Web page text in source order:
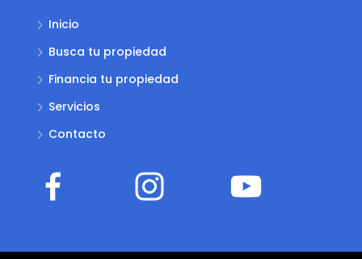
Inicio
Busca tu propiedad
Financia tu propiedad
Servicios
Contacto